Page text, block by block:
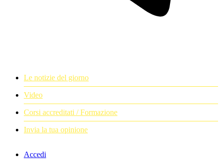
Le notizie del giorno
Video
Corsi accreditati / Formazione
Invia la tua opinione
Accedi